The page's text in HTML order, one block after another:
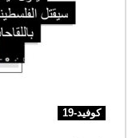
كوفيد-19